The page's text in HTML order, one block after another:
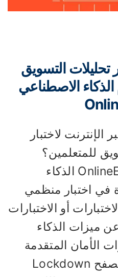
تحليلات التسويق
الاصطناعي
لاختبار
للمتعلمين؟
يستخدم OnlineExammaker الذكاء
اختبار منظمي
أو الاختبارات
الذكاء
المتقدمة
عبر الإنترنت ، مثل متصفح Lockdown